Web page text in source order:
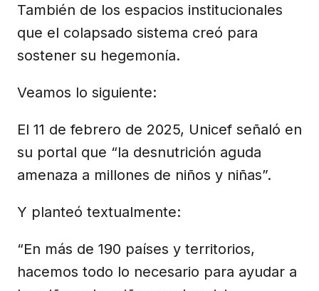
También de los espacios institucionales
que el colapsado sistema creó para
sostener su hegemonía.
Veamos lo siguiente:
El 11 de febrero de 2025, Unicef señaló en
su portal que “la desnutrición aguda
amenaza a millones de niños y niñas”.
Y planteó textualmente:
“En más de 190 países y territorios,
hacemos todo lo necesario para ayudar a